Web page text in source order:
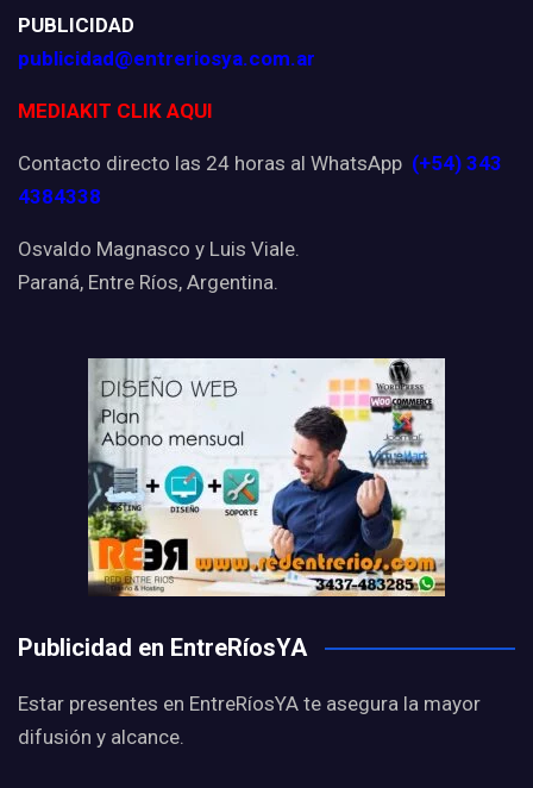
PUBLICIDAD
publicidad@entreriosya.com.ar
MEDIAKIT CLIK AQUI
Contacto directo las 24 horas al WhatsApp (+54) 343
4384338
Osvaldo Magnasco y Luis Viale.
Paraná, Entre Ríos, Argentina.
Publicidad en EntreRíosYA
Estar presentes en EntreRíosYA te asegura la mayor
difusión y alcance.